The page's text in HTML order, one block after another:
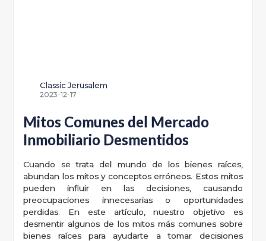
Classic Jerusalem
2023-12-17
Mitos Comunes del Mercado
Inmobiliario Desmentidos
Cuando se trata del mundo de los bienes raíces,
abundan los mitos y conceptos erróneos. Estos mitos
pueden influir en las decisiones, causando
preocupaciones innecesarias o oportunidades
perdidas. En este artículo, nuestro objetivo es
desmentir algunos de los mitos más comunes sobre
bienes raíces para ayudarte a tomar decisiones